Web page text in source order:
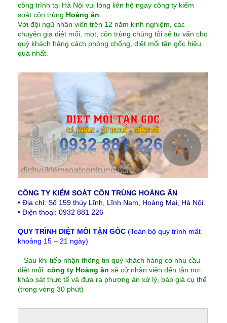
công trình tại Hà Nội vui lòng liên hệ ngay công ty kiểm
soát côn trùng Hoàng ân
Với đội ngũ nhân viên trên 12 năm kinh nghiệm, các
chuyên gia diệt mối, mọt, côn trùng chúng tôi sẽ tư vấn cho
quý khách hàng cách phòng chống, diệt mối tận gốc hiệu
quả nhất.
CÔNG TY KIỂM SOÁT CÔN TRÙNG HOÀNG ÂN
• Địa chỉ: Số 159 thúy Lĩnh, Lĩnh Nam, Hoàng Mai, Hà Nội.
• Điện thoại: 0932 881 226
QUY TRÌNH DIỆT MỐI TẬN GỐC (Toàn bộ quy trình mất
khoảng 15 – 21 ngày)
Sau khi tiếp nhận thông tin quý khách hàng có nhu cầu
diệt mối. công ty Hoàng ân sẽ cử nhân viên đến tận nơi
khảo sát thực tế và đưa ra phương án xử lý, báo giá cụ thể
(trong vòng 30 phút)